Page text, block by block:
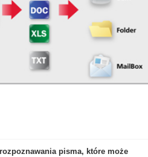
pisma, które może